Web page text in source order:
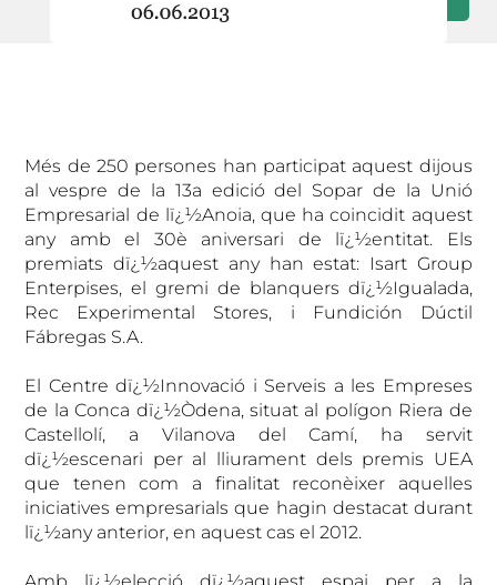
Més de 250 persones han participat aquest dijous
al vespre de la 13a edició del Sopar de la Unió
Empresarial de lï¿½Anoia, que ha coincidit aquest
any amb el 30è aniversari de lï¿½entitat. Els
premiats dï¿½aquest any han estat: Isart Group
Enterpises, el gremi de blanquers dï¿½Igualada,
Rec Experimental Stores, i Fundición Dúctil
Fábregas S.A.
El Centre dï¿½Innovació i Serveis a les Empreses
de la Conca dï¿½Òdena, situat al polígon Riera de
Castellolí, a Vilanova del Camí, ha servit
dï¿½escenari per al lliurament dels premis UEA
que tenen com a finalitat reconèixer aquelles
iniciatives empresarials que hagin destacat durant
lï¿½any anterior, en aquest cas el 2012.
Amb lï¿½elecció dï¿½aquest espai per a la